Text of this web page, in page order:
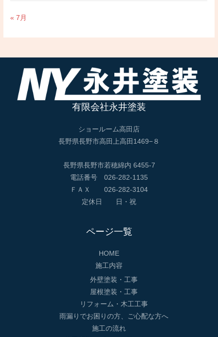
« 7月
有限会社永井塗装
ショールーム高田店
長野県長野市高田上高田1469−８
長野県長野市若穂綿内 6455-7
電話番号 026-282-1135
ＦＡＸ 026-282-3104
定休日 日・祝
ページ一覧
HOME
施工内容
外壁塗装・工事
屋根塗装・工事
リフォーム・木工工事
雨漏りでお困りの方、ご心配な方へ
施工の流れ